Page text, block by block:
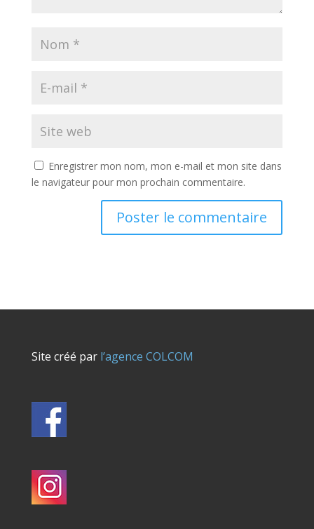
Enregistrer mon nom, mon e-mail et mon site dans
le navigateur pour mon prochain commentaire.
Site créé parl’agence COLCOM